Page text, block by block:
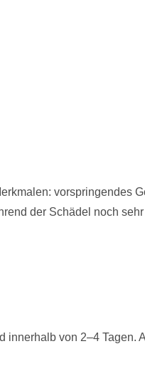
vorspringendes
der Schädel noch
innerhalb von 2–4